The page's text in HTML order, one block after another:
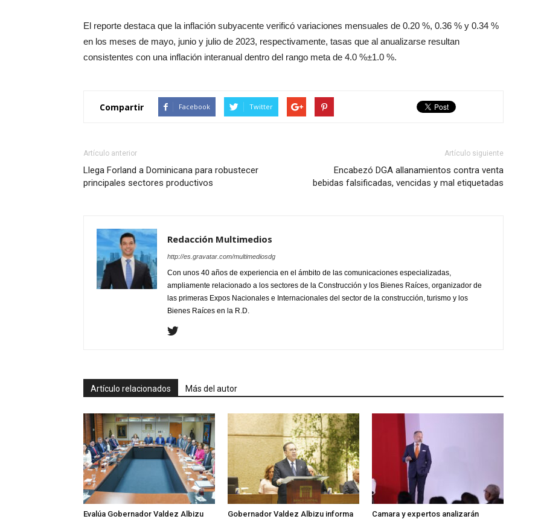
El reporte destaca que la inflación subyacente verificó variaciones mensuales de 0.20 %, 0.36 % y 0.34 %
en los meses de mayo, junio y julio de 2023, respectivamente, tasas que al anualizarse resultan
consistentes con una inflación interanual dentro del rango meta de 4.0 %±1.0 %.
Compartir Facebook Twitter
Artículo anterior
Llega Forland a Dominicana para robustecer
principales sectores productivos
Artículo siguiente
Encabezó DGA allanamientos contra venta
bebidas falsificadas, vencidas y mal etiquetadas
Redacción Multimedios
http://es.gravatar.com/multimediosdg
Con unos 40 años de experiencia en el ámbito de las comunicaciones especializadas,
ampliamente relacionado a los sectores de la Construcción y los Bienes Raíces, organizador de
las primeras Expos Nacionales e Internacionales del sector de la construcción, turismo y los
Bienes Raíces en la R.D.
Artículo relacionados Más del autor
Evalúa Gobernador Valdez Albizu
Gobernador Valdez Albizu informa
Camara y expertos analizarán